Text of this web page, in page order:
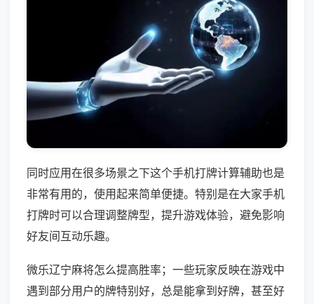
同时应用在很多场景之下这个手机打牌计算辅助也是
非常有用的，使用起来简单便捷。特别是在大家手机
打牌时可以合理调整牌型，提升游戏体验，避免影响
好友间互动乐趣。
微乐辽宁麻将怎么提高胜率；一些玩家反映在游戏中
遇到部分用户的牌特别好，总是能拿到好牌，甚至好